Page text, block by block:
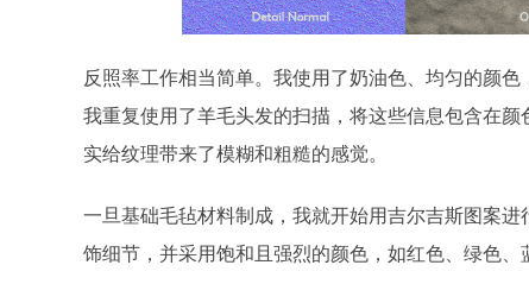
反照率工作相当简单。我使用了奶油色、均匀的颜
我重复使用了羊毛头发的扫描，将这些信息包含在
实给纹理带来了模糊和粗糙的感觉。
一旦基础毛毡材料制成，我就开始用吉尔吉斯图案
饰细节，并采用饱和且强烈的颜色，如红色、绿色、